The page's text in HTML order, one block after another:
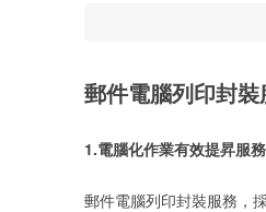
郵件電腦列印封裝
1.電腦化作業有效提昇服
郵件電腦列印封裝服務，